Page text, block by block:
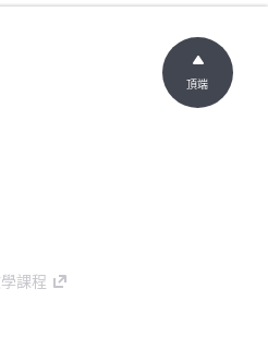
課程
頂端